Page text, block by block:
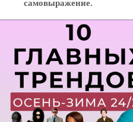
самовыражение.